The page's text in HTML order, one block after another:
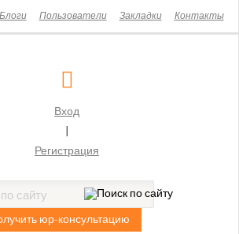
Здоровье
суд г. Москвы
суд г. Москвы
суд г. Москвы
суд г. Москвы
суд г. Москвы
суд г. Москвы
Блоги Пользователи Закладки Контакты
Вход
Регистрация
юр-консультацию